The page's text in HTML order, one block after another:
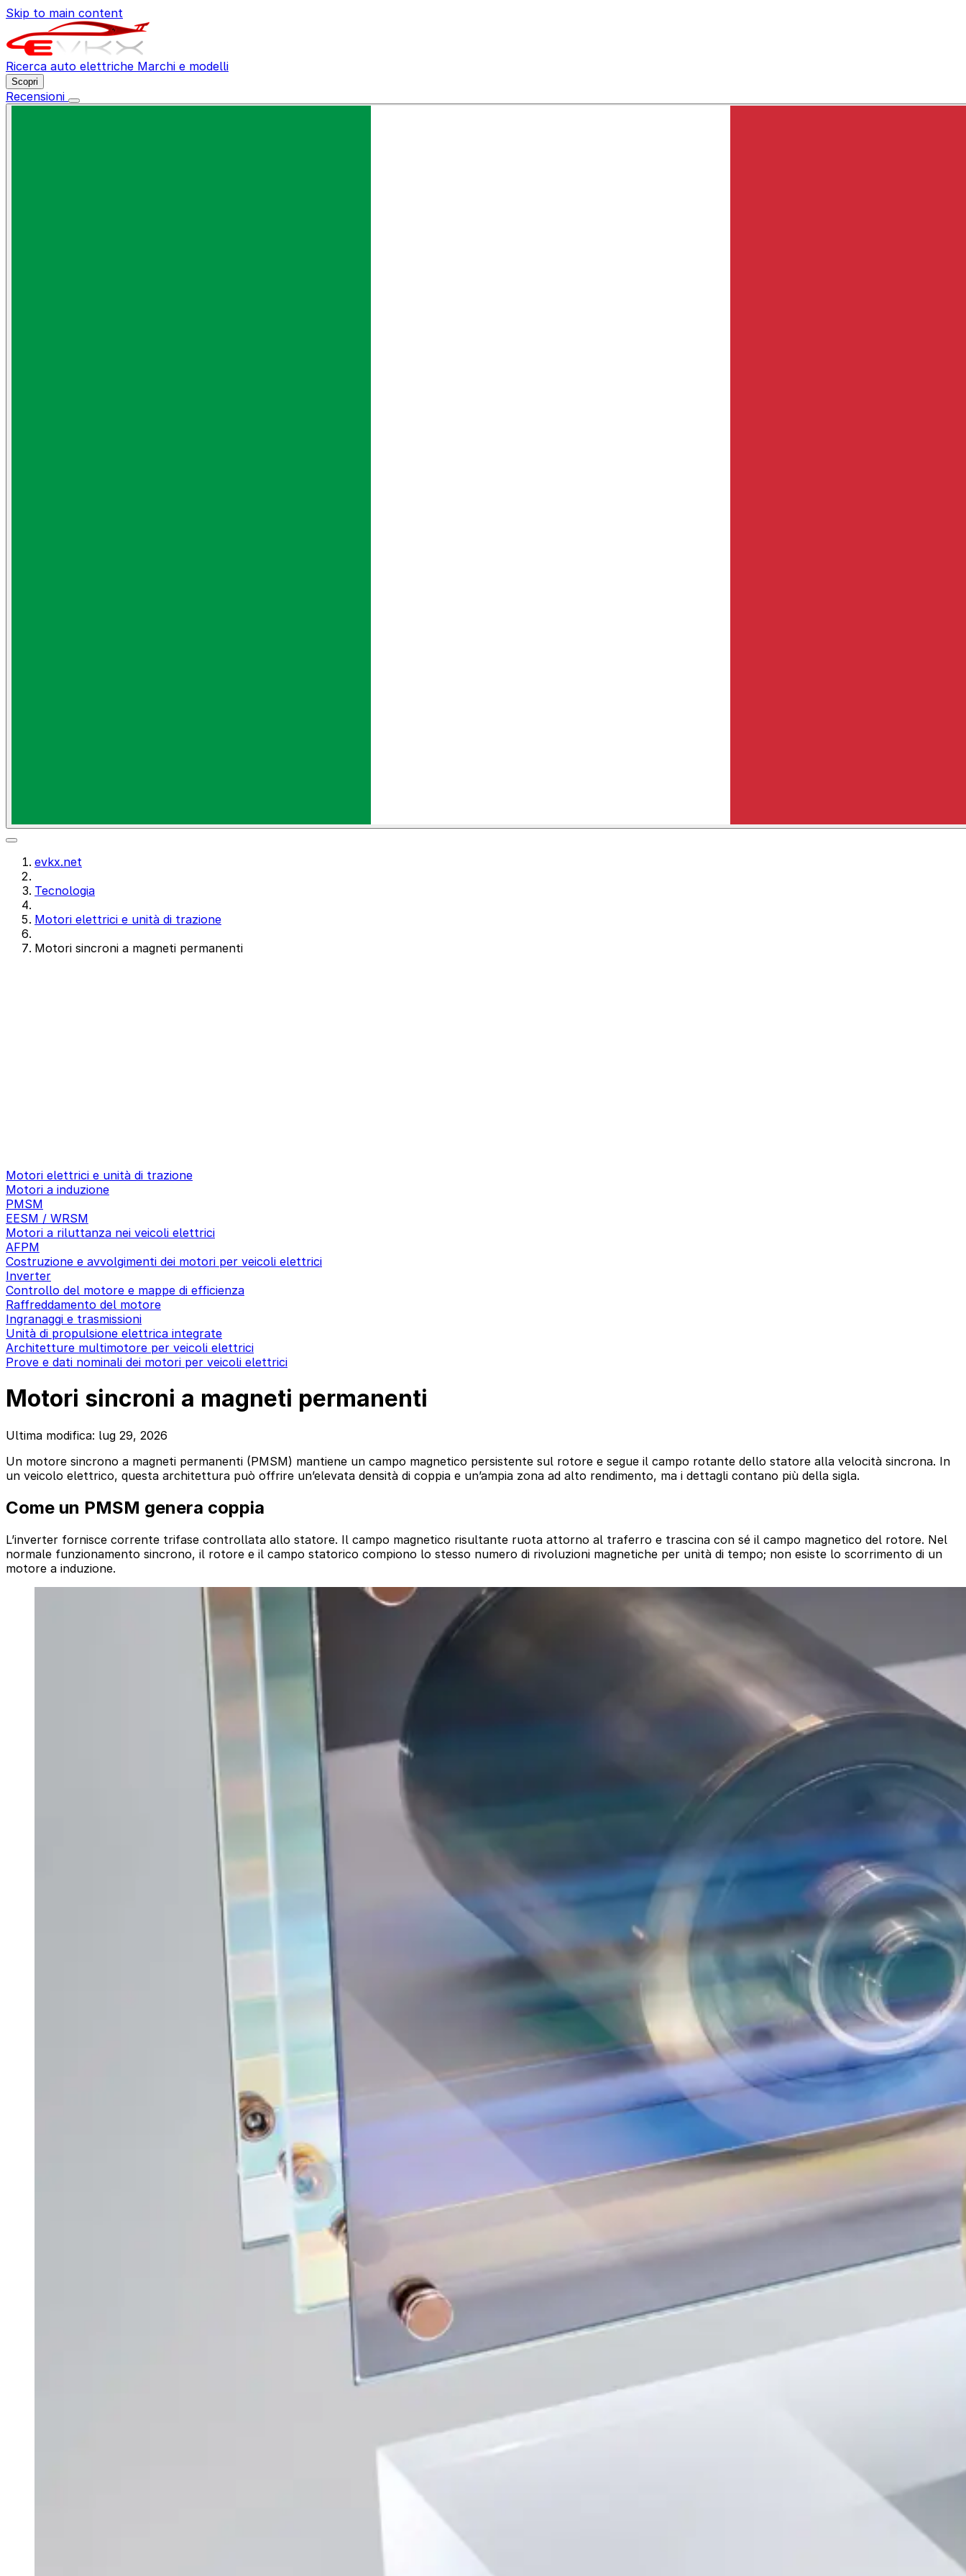
Skip to main content
Ricerca auto elettriche Marchi e modelli
Scopri
Recensioni
evkx.net
Tecnologia
Motori elettrici e unità di trazione
Motori sincroni a magneti permanenti
Motori elettrici e unità di trazione
Motori a induzione
PMSM
EESM / WRSM
Motori a riluttanza nei veicoli elettrici
AFPM
Costruzione e avvolgimenti dei motori per veicoli elettrici
Inverter
Controllo del motore e mappe di efficienza
Raffreddamento del motore
Ingranaggi e trasmissioni
Unità di propulsione elettrica integrate
Architetture multimotore per veicoli elettrici
Prove e dati nominali dei motori per veicoli elettrici
Motori sincroni a magneti permanenti
Ultima modifica: lug 29, 2026
Un motore sincrono a magneti permanenti (PMSM) mantiene un campo magnetico persistente sul rotore e segue il campo rotante dello statore alla velocità sincrona. In
un veicolo elettrico, questa architettura può offrire un’elevata densità di coppia e un’ampia zona ad alto rendimento, ma i dettagli contano più della sigla.
Come un PMSM genera coppia
L’inverter fornisce corrente trifase controllata allo statore. Il campo magnetico risultante ruota attorno al traferro e trascina con sé il campo magnetico del rotore. Nel
normale funzionamento sincrono, il rotore e il campo statorico compiono lo stesso numero di rivoluzioni magnetiche per unità di tempo; non esiste lo scorrimento di un
motore a induzione.